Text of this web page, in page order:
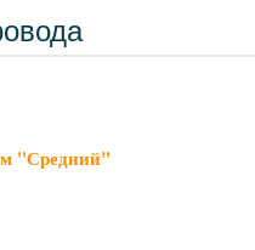
"Средний"